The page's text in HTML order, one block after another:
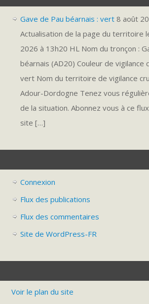
Gave de Pau béarnais : vert 8 août
Actualisation de la page du territoire
2026 à 13h20 HL Nom du tronçon :
béarnais (AD20) Couleur de vigilance
vert Nom du territoire de vigilance
Adour-Dordogne Tenez vous
de la situation. Abonnez vous à ce
site […]
Connexion
Flux des publications
Flux des commentaires
Site de WordPress-FR
Voir le plan du site